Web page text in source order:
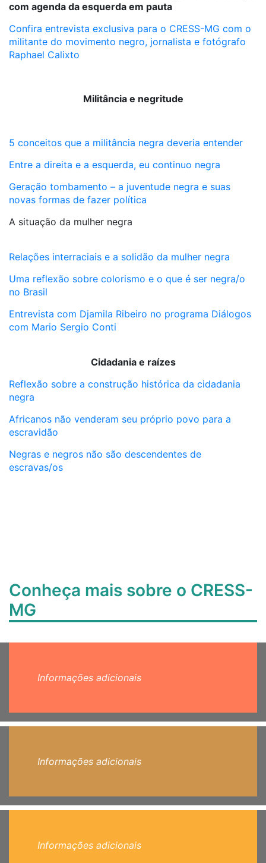
com agenda da esquerda em pauta
Confira entrevista exclusiva para o CRESS-MG com o
militante do movimento negro, jornalista e fotógrafo
Raphael Calixto
Militância e negritude
5 conceitos que a militância negra deveria entender
Entre a direita e a esquerda, eu continuo negra
Geração tombamento – a juventude negra e suas
novas formas de fazer política
A situação da mulher negra
Relações interraciais e a solidão da mulher negra
Uma reflexão sobre colorismo e o que é ser negra/o
no Brasil
Entrevista com Djamila Ribeiro no programa Diálogos
com Mario Sergio Conti
Cidadania e raízes
Reflexão sobre a construção histórica da cidadania
negra
Africanos não venderam seu próprio povo para a
escravidão
Negras e negros não são descendentes de
escravas/os
Conheça mais sobre o CRESS-
MG
Informações adicionais
Informações adicionais
Informações adicionais